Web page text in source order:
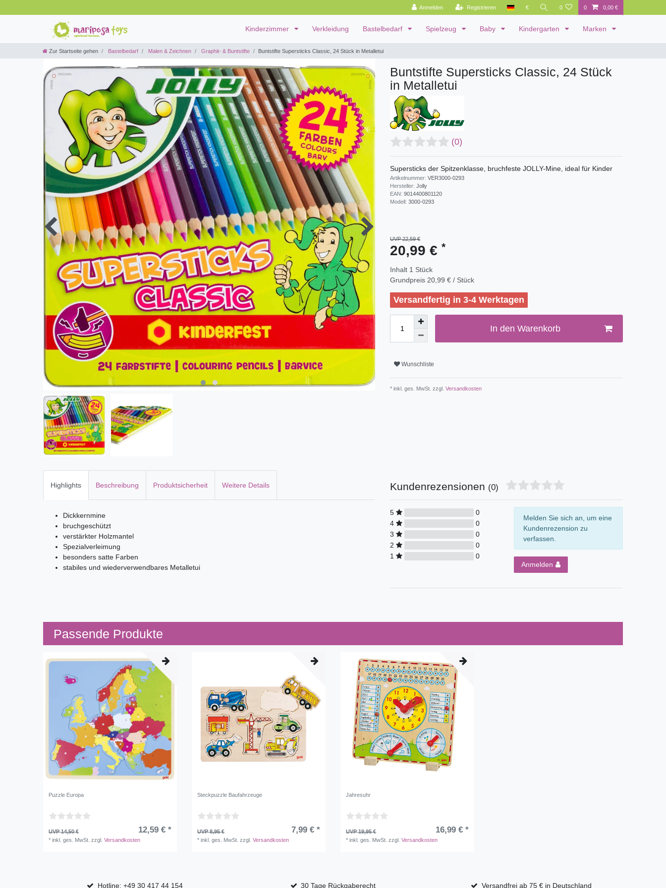
Anmelden Registrieren € 0 0 0,00 €
Kinderzimmer Verkleidung Bastelbedarf Spielzeug Baby Kindergarten Marken
Zur Startseite gehen Bastelbedarf Malen & Zeichnen Graphit- & Buntstifte Buntstifte Supersticks Classic, 24 Stück in Metalletui
Buntstifte Supersticks Classic, 24 Stück
in Metalletui
(0)
Supersticks der Spitzenklasse, bruchfeste JOLLY-Mine, ideal für Kinder
Artikelnummer: VER3000-0293
Hersteller: Jolly
EAN: 9014400801120
Modell: 3000-0293
UVP 22,59 €
20,99 € *
Inhalt 1 Stück
Grundpreis 20,99 € / Stück
Versandfertig in 3-4 Werktagen
In den Warenkorb
Wunschliste
* inkl. ges. MwSt. zzgl. Versandkosten
Highlights Beschreibung Produktsicherheit Weitere Details
Dickkernmine
bruchgeschützt
verstärkter Holzmantel
Spezialverleimung
besonders satte Farben
stabiles und wiederverwendbares Metalletui
Kundenrezensionen (0)
5
0
4
0
3
0
2
0
1
0
Melden Sie sich an, um eine
Kundenrezension zu
verfassen.
Anmelden
Passende Produkte
Puzzle Europa
UVP 14,50 € 12,59 € *
*inkl. ges. MwSt. zzgl.Versandkosten
Steckpuzzle Baufahrzeuge
UVP 8,95 € 7,99 € *
*inkl. ges. MwSt. zzgl.Versandkosten
Jahresuhr
UVP 19,95 € 16,99 € *
*inkl. ges. MwSt. zzgl.Versandkosten
Hotline: +49 30 417 44 154 30 Tage Rückgaberecht Versandfrei ab 75 € in Deutschland